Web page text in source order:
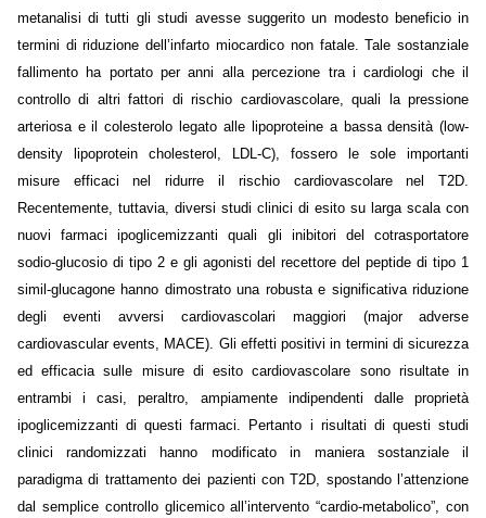
metanalisi di tutti gli studi avesse suggerito un modesto beneficio in
termini di riduzione dell’infarto miocardico non fatale. Tale sostanziale
fallimento ha portato per anni alla percezione tra i cardiologi che il
controllo di altri fattori di rischio cardiovascolare, quali la pressione
arteriosa e il colesterolo legato alle lipoproteine a bassa densità (low-
density lipoprotein cholesterol, LDL-C), fossero le sole importanti
misure efficaci nel ridurre il rischio cardiovascolare nel T2D.
Recentemente, tuttavia, diversi studi clinici di esito su larga scala con
nuovi farmaci ipoglicemizzanti quali gli inibitori del cotrasportatore
sodio-glucosio di tipo 2 e gli agonisti del recettore del peptide di tipo 1
simil-glucagone hanno dimostrato una robusta e significativa riduzione
degli eventi avversi cardiovascolari maggiori (major adverse
cardiovascular events, MACE). Gli effetti positivi in termini di sicurezza
ed efficacia sulle misure di esito cardiovascolare sono risultate in
entrambi i casi, peraltro, ampiamente indipendenti dalle proprietà
ipoglicemizzanti di questi farmaci. Pertanto i risultati di questi studi
clinici randomizzati hanno modificato in maniera sostanziale il
paradigma di trattamento dei pazienti con T2D, spostando l’attenzione
dal semplice controllo glicemico all’intervento “cardio-metabolico”, con